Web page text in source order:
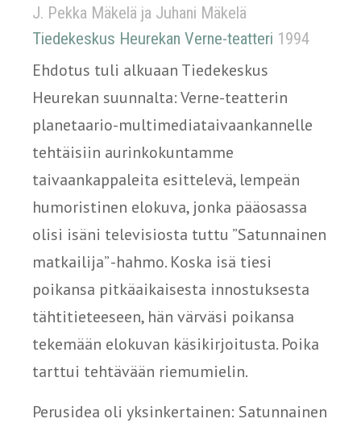
J. Pekka Mäkelä ja Juhani Mäkelä
Tiedekeskus Heurekan Verne-teatteri 1994
Ehdotus tuli alkuaan Tiedekeskus
Heurekan suunnalta: Verne-teatterin
planetaario-multimediataivaankannelle
tehtäisiin aurinkokuntamme
taivaankappaleita esittelevä, lempeän
humoristinen elokuva, jonka pääosassa
olisi isäni televisiosta tuttu ”Satunnainen
matkailija” -hahmo. Koska isä tiesi
poikansa pitkäaikaisesta innostuksesta
tähtitieteeseen, hän värväsi poikansa
tekemään elokuvan käsikirjoitusta. Poika
tarttui tehtävään riemumielin.
Perusidea oli yksinkertainen: Satunnainen